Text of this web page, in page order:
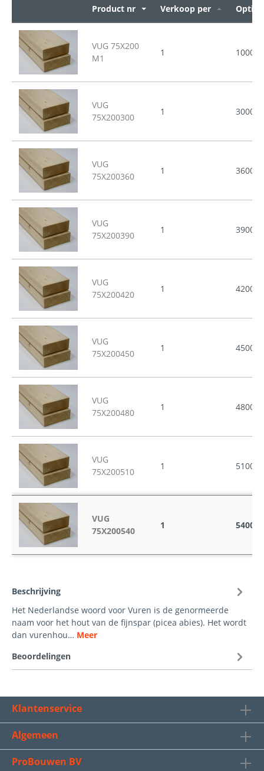
Product nr Verkoop per Opties
VUG 75X200
M1
1 1000
VUG
75X200300
1 3000
VUG
75X200360
1 3600
VUG
75X200390
1 3900
VUG
75X200420
1 4200
VUG
75X200450
1 4500
VUG
75X200480
1 4800
VUG
75X200510
1 5100
VUG
75X200540
1 5400
Beschrijving
Het Nederlandse woord voor Vuren is de genormeerde
naam voor het hout van de fijnspar (picea abies). Het wordt
dan vurenhou… Meer
Beoordelingen
Klantenservice
Algemeen
ProBouwen BV